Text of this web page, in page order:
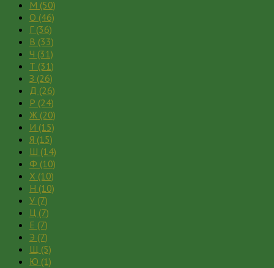
М (50)
О (46)
Г (36)
В (33)
Ч (31)
Т (31)
З (26)
Д (26)
Р (24)
Ж (20)
И (15)
Я (15)
Ш (14)
Ф (10)
Х (10)
Н (10)
У (7)
Ц (7)
Е (7)
Э (7)
Щ (5)
Ю (1)